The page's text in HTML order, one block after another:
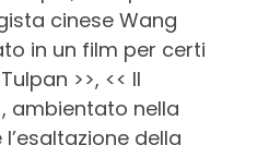
cinese Wang
in un film per certi
>>, << Il
ambientato nella
della